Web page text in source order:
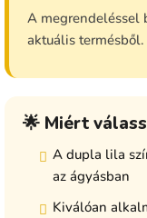
A megrendeléssel
aktuális termésből.
🌟 Miért
A dupla lila
az ágyásban
Kiválóan